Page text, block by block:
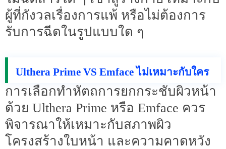
ผู้ที่กังวลเรื่องการแพ้ หรือไม่ต้องการ
รับการฉีดในรูปแบบใด ๆ
Ulthera Prime VS Emface ไม่เหมาะกับใคร
การเลือกทำหัตถการยกกระชับผิวหน้า
ด้วย Ulthera Prime หรือ Emface ควร
พิจารณาให้เหมาะกับสภาพผิว
โครงสร้างใบหน้า และความคาดหวัง